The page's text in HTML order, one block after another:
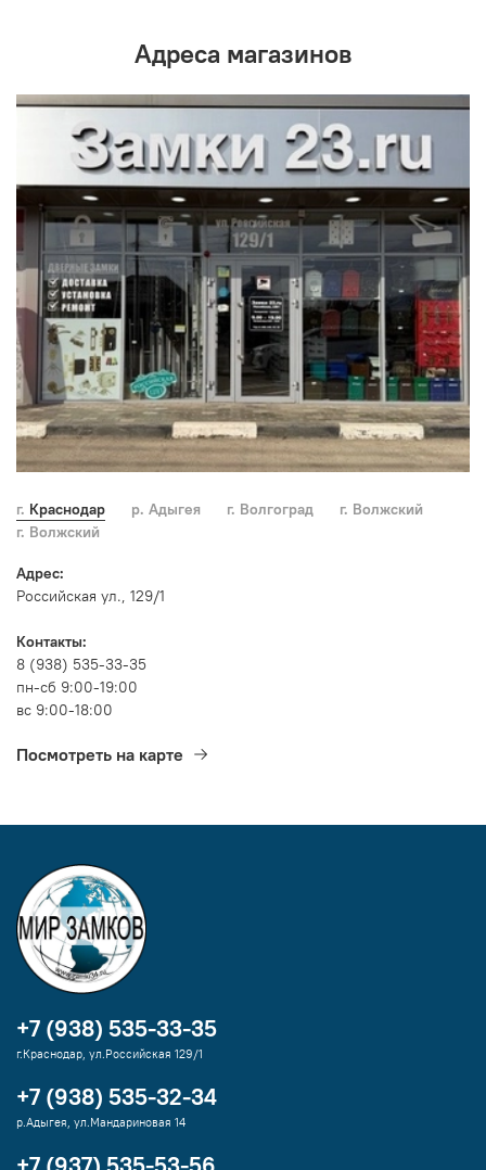
Адреса магазинов
г. Краснодар р. Адыгея г. Волгоград
г. Волжский
г. Волжский
Адрес:
Российская ул., 129/1
Контакты:
8 (938) 535-33-35
пн-сб 9:00-19:00
вс 9:00-18:00
Посмотреть на карте
+7 (938) 535-33-35
г.Краснодар, ул.Российская 129/1
+7 (938) 535-32-34
р.Адыгея, ул.Мандариновая 14